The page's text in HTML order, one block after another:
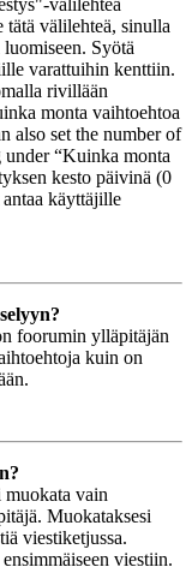
tätä välilehteä, sinulla
Syötä
varattuihin kenttiin.
rivillään
monta vaihtoehtoa
also set the number of
under “Kuinka monta
kesto päivinä (0
käyttäjille
foorumin ylläpitäjän
kuin on
muokata vain
Muokataksesi
viestiketjussa.
viestiin.